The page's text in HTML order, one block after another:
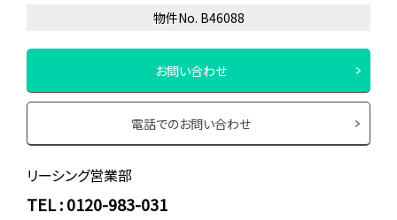
物件No. B46088
お問い合わせ
電話でのお問い合わせ
リーシング営業部
TEL : 0120-983-031